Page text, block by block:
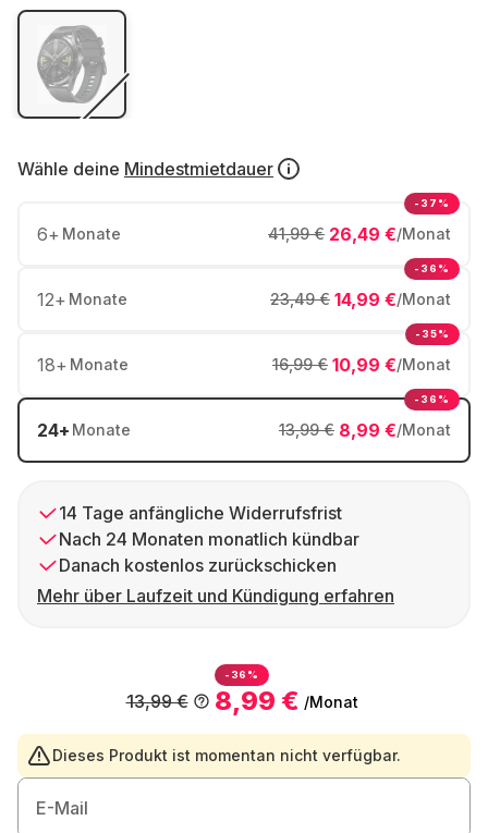
Wähle deine Mindestmietdauer
6+ Monate 26,49 €/Monat
41,99 €
-37%
12+ Monate 14,99 €/Monat
23,49 €
-36%
18+ Monate 10,99 €/Monat
16,99 €
-35%
24+ Monate 8,99 €/Monat
13,99 €
-36%
14 Tage anfängliche Widerrufsfrist
Nach 24 Monaten monatlich kündbar
Danach kostenlos zurückschicken
Mehr über Laufzeit und Kündigung erfahren
-36%
8,99 € /Monat
13,99 €
Dieses Produkt ist momentan nicht verfügbar.
E-Mail